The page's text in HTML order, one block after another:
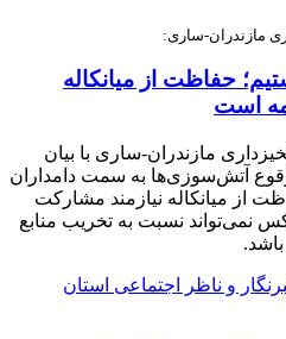
مازندران-ساری:
حفاظت از میانکاله
است
مازندران-ساری با بیان
وقوع آتش‌سوزی‌ها به سمت دامداران
میانکاله نیازمند مشارکت
نمی‌تواند نسبت به تخریب منابع